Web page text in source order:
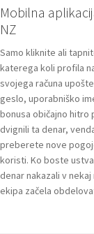
Mobilna
NZ
Samo kliknite ali
katerega koli profila
svojega računa
geslo, uporabniško
bonusa običajno hitro
dvignili ta denar,
preberete nove
koristi. Ko boste
denar nakazali v
ekipa začela